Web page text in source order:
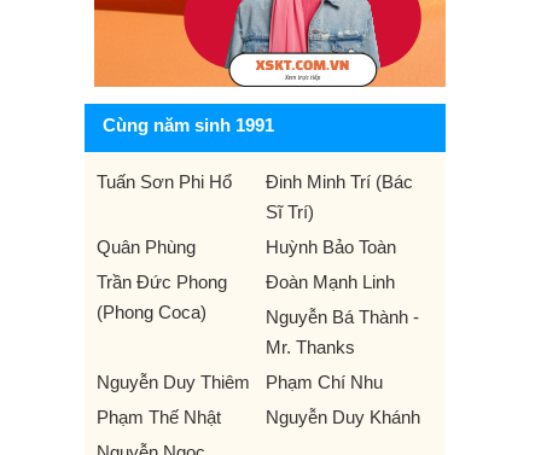
Cùng năm sinh 1991
Tuấn Sơn Phi Hổ
Đinh Minh Trí (Bác
Sĩ Trí)
Quân Phùng
Huỳnh Bảo Toàn
Trần Đức Phong
(Phong Coca)
Đoàn Mạnh Linh
Nguyễn Bá Thành -
Mr. Thanks
Nguyễn Duy Thiêm
Phạm Chí Nhu
Phạm Thế Nhật
Nguyễn Duy Khánh